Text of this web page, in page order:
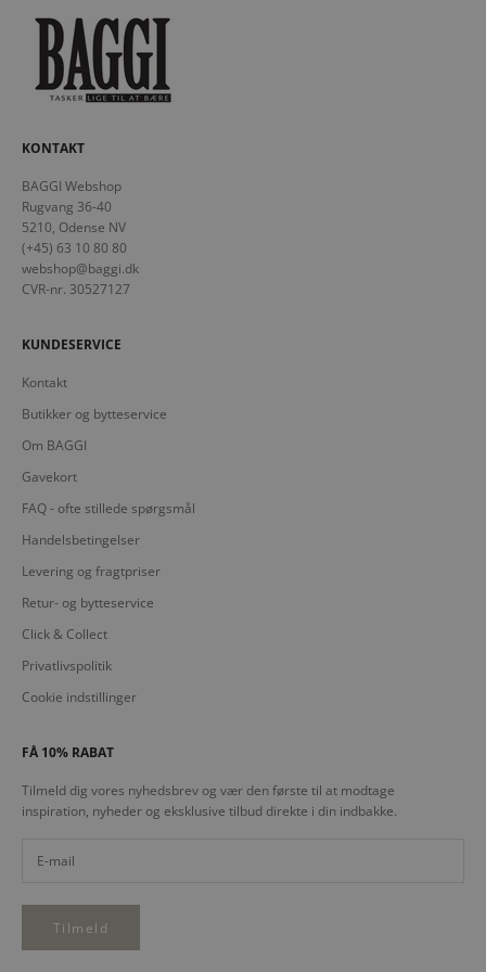
KONTAKT
BAGGI Webshop
Rugvang 36-40
5210, Odense NV
(+45) 63 10 80 80
webshop@baggi.dk
CVR-nr. 30527127
KUNDESERVICE
Kontakt
Butikker og bytteservice
Om BAGGI
Gavekort
FAQ - ofte stillede spørgsmål
Handelsbetingelser
Levering og fragtpriser
Retur- og bytteservice
Click & Collect
Privatlivspolitik
Cookie indstillinger
FÅ 10% RABAT
Tilmeld dig vores nyhedsbrev og vær den første til at modtage
inspiration, nyheder og eksklusive tilbud direkte i din indbakke.
Tilmeld